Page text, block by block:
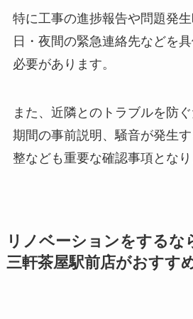
特に工事の進捗報告や問題発
日・夜間の緊急連絡先などを
必要があります。
また、近隣とのトラブルを防
期間の事前説明、騒音が発生
整なども重要な確認事項となり
リノベーションをするな
三軒茶屋駅前店がおすす